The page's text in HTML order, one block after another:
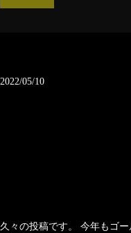
2022/05/10
久々の投稿です。 今年もゴ